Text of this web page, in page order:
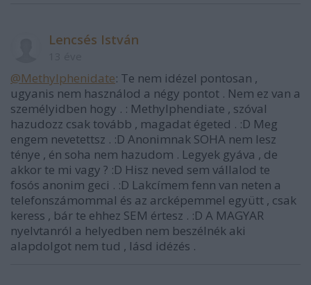
Lencsés István
@Methylphenidate: Te nem idézel pontosan ,
ugyanis nem használod a négy pontot . Nem ez van a
személyidben hogy . : Methylphendiate , szóval
hazudozz csak tovább , magadat égeted . :D Meg
engem nevetettsz . :D Anonimnak SOHA nem lesz
ténye , én soha nem hazudom . Legyek gyáva , de
akkor te mi vagy ? :D Hisz neved sem vállalod te
fosós anonim geci . :D Lakcímem fenn van neten a
telefonszámommal és az arcképemmel együtt , csak
keress , bár te ehhez SEM értesz . :D A MAGYAR
nyelvtanról a helyedben nem beszélnék aki
alapdolgot nem tud , lásd idézés .